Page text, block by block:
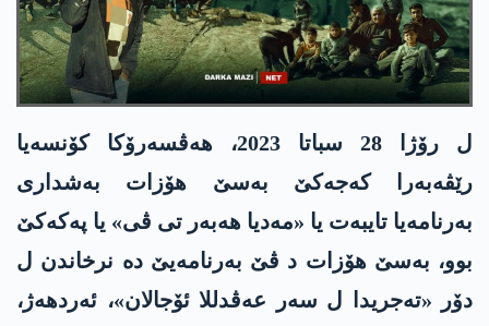
ل رۆژا 28 سباتا 2023، هەڤسەرۆکا کۆنسەیا
رێڤەبەرا کەجەکێ به‌سێ هۆزات به‌شداری
به‌رنامه‌یا تایبه‌ت یا «مه‌دیا هه‌به‌ر تی ڤی» یا په‌كه‌كێ
بوو، بەسێ هۆزات د ڤێ بەرنامەیێ دە نرخاندن ل
دۆر «تەجریدا ل سەر عەڤدللا ئۆجالان»، ئەردھەژ،